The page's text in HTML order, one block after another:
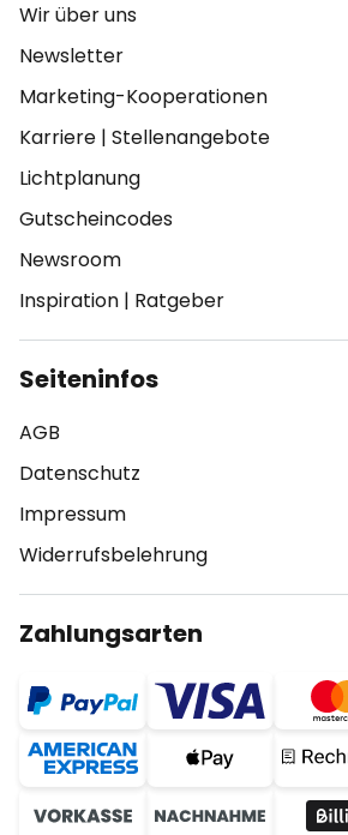
Wir über uns
Newsletter
Marketing-Kooperationen
Karriere | Stellenangebote
Lichtplanung
Gutscheincodes
Newsroom
Inspiration | Ratgeber
Seiteninfos
AGB
Datenschutz
Impressum
Widerrufsbelehrung
Zahlungsarten